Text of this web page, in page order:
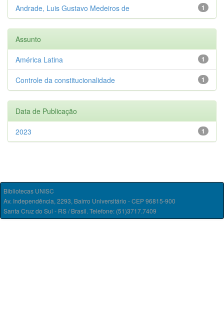
1
Andrade, Luis Gustavo Medeiros de
Assunto
1
América Latina
1
Controle da constitucionalidade
Data de Publicação
1
2023
Bibliotecas UNISC
Av. Independência, 2293, Bairro Universitário - CEP 96815-900
Santa Cruz do Sul - RS / Brasil. Telefone: (51)3717.7409